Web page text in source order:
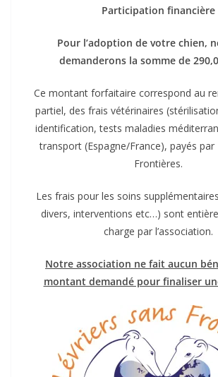
Participation financière
Pour l’adoption de votre chien,
demanderons la somme de
Ce montant forfaitaire correspond au
partiel, des frais vétérinaires
identification, tests maladies
transport (Espagne/France), payés par
Frontières.
Les frais pour les soins
divers, interventions etc…) sont
charge par l’association.
Notre association ne fait aucun
montant demandé pour finaliser